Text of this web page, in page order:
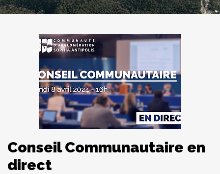
Conseil Communautaire en
direct